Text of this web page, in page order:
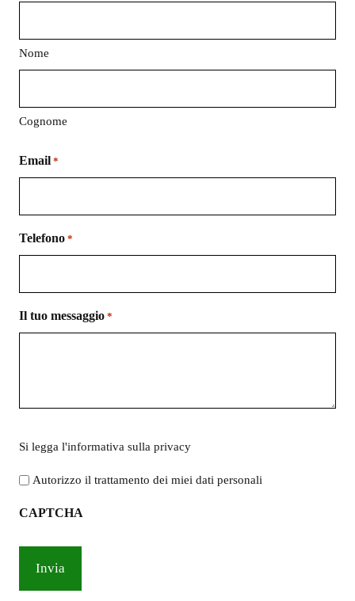
Nome
Cognome
Email *
Telefono *
Il tuo messaggio *
legga
l'informativa
privacy
Si legga l'informativa sulla privacy
Autorizzo il trattamento dei miei dati personali
CAPTCHA